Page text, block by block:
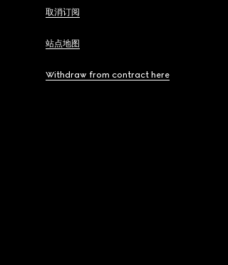
取消订阅
站点地图
Withdraw from contract here